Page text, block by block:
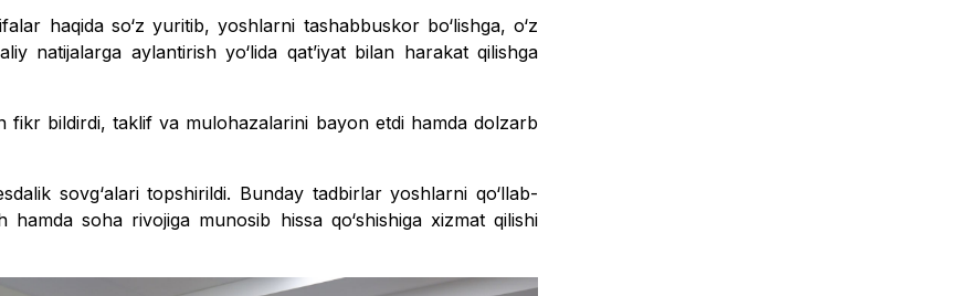
haqida so‘z yuritib, yoshlarni tashabbuskor bo‘lishga, o‘z
natijalarga aylantirish yo‘lida qat’iyat bilan harakat qilishga
fikr bildirdi, taklif va mulohazalarini bayon etdi hamda dolzarb
sovg‘alari topshirildi. Bunday tadbirlar yoshlarni qo‘llab-
soha rivojiga munosib hissa qo‘shishiga xizmat qilishi